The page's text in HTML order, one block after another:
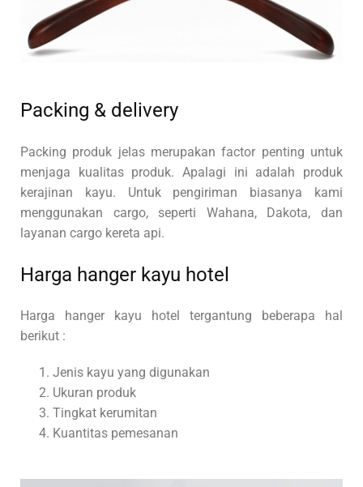
Packing & delivery
Packing produk jelas merupakan factor penting untuk
menjaga kualitas produk. Apalagi ini adalah produk
kerajinan kayu. Untuk pengiriman biasanya kami
menggunakan cargo, seperti Wahana, Dakota, dan
layanan cargo kereta api.
Harga hanger kayu hotel
Harga hanger kayu hotel tergantung beberapa hal
berikut :
Jenis kayu yang digunakan
Ukuran produk
Tingkat kerumitan
Kuantitas pemesanan